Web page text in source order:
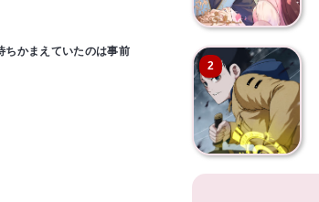
ちかまえていたのは事前
2